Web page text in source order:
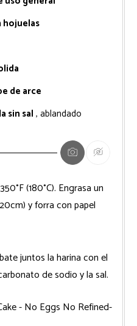
hojuelas
de arce
sin sal, ablandado
(180°C). Engrasa un
y forra con papel
juntos la harina con el
de sodio y la sal.